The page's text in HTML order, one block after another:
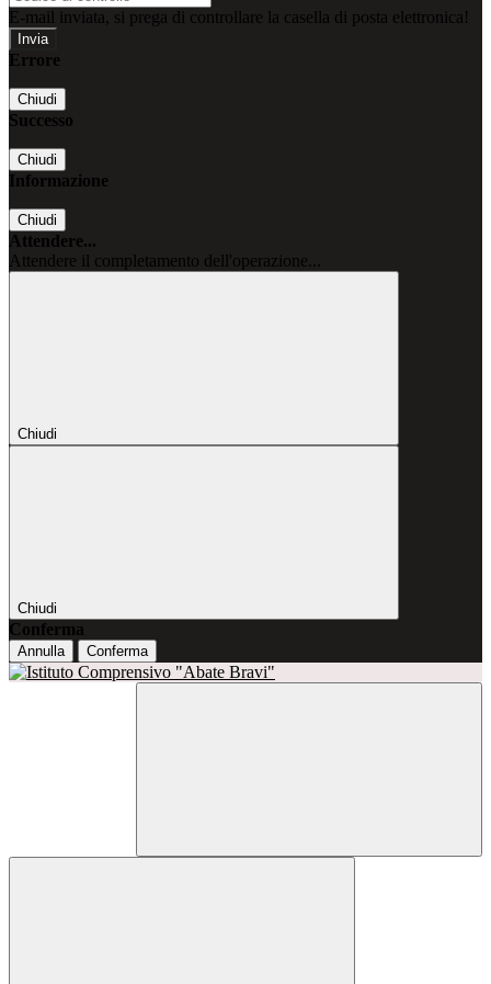
E-mail inviata, si prega di controllare la casella di posta elettronica!
Errore
Chiudi
Successo
Chiudi
Informazione
Chiudi
Attendere...
Attendere il completamento dell'operazione...
Chiudi
Chiudi
Conferma
Annulla Conferma